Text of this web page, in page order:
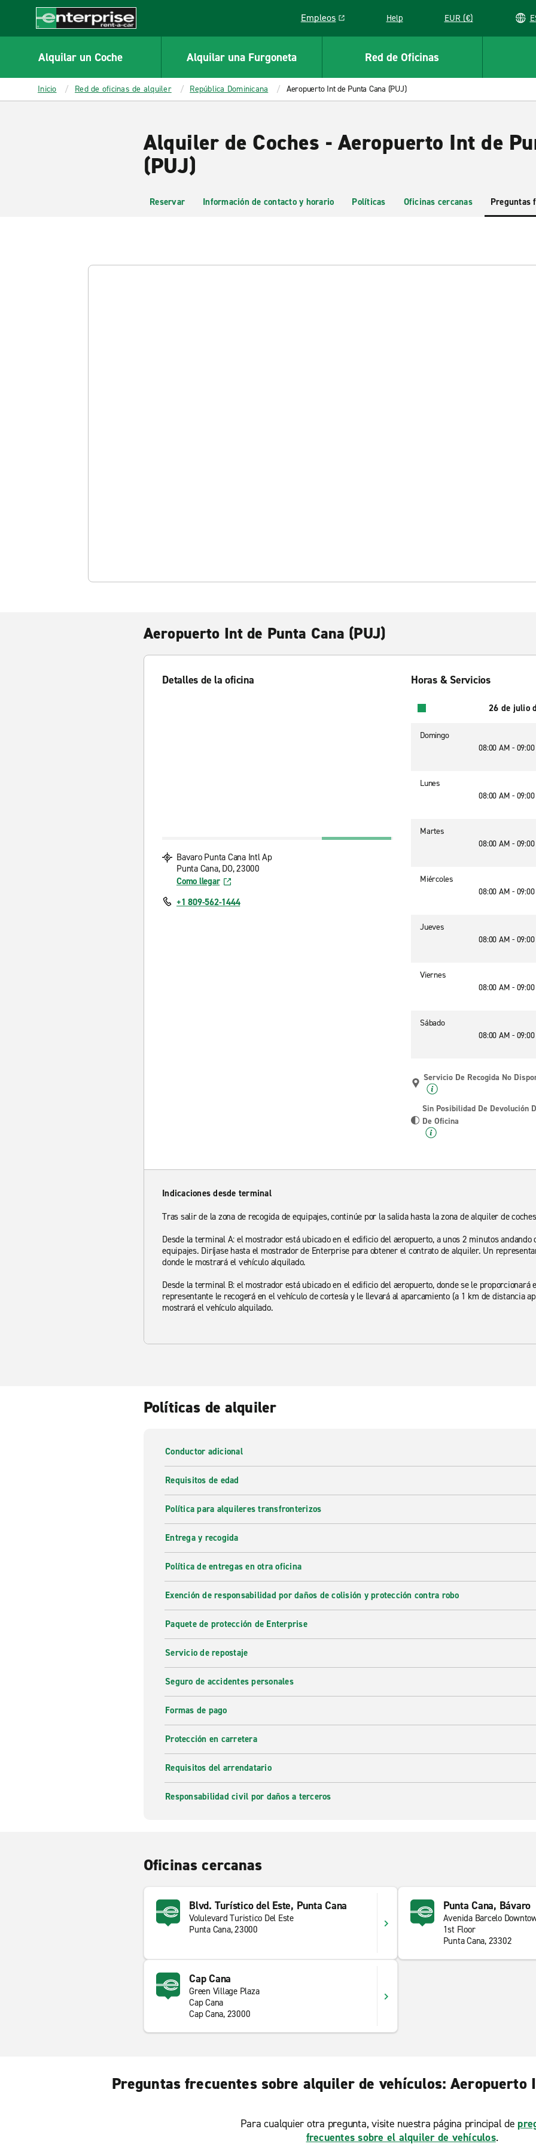
CONTENT
Enterprise
Empleos
Link opens in a new window
Help EUR (€)
Alquilar un Coche Alquilar una Furgoneta Red de Oficinas
Inicio Red de oficinas de alquiler República Dominicana Aeropuerto Int de Punta Cana (PUJ)
Alquiler de Coches - Aeropuerto Int de
(PUJ)
Reservar Información de contacto y horario Políticas Oficinas cercanas Preguntas
Aeropuerto Int de Punta Cana (PUJ)
Detalles de la oficina
Bavaro Punta Cana Intl Ap
Punta Cana, DO, 23000
Como llegar
+1 809-562-1444
Horas & Servicios
26 de julio
Domingo
08:00 AM -
Lunes
08:00 AM -
Martes
08:00 AM -
Miércoles
08:00 AM -
Jueves
08:00 AM -
Viernes
08:00 AM -
Sábado
08:00 AM -
Servicio De Recogida No
Sin Posibilidad De Devolución
De Oficina
Indicaciones desde terminal
Tras salir de la zona de recogida de equipajes, continúe por la salida hasta la zona de alquiler de
Desde la terminal A: el mostrador está ubicado en el edificio del aeropuerto, a unos 2 minutos andando
equipajes. Diríjase hasta el mostrador de Enterprise para obtener el contrato de alquiler. Un
donde le mostrará el vehículo alquilado.
Desde la terminal B: el mostrador está ubicado en el edificio del aeropuerto, donde se le proporcionará
representante le recogerá en el vehículo de cortesía y le llevará al aparcamiento (a 1 km de distancia
mostrará el vehículo alquilado.
Políticas de alquiler
Conductor adicional
Requisitos de edad
Política para alquileres transfronterizos
Entrega y recogida
Política de entregas en otra oficina
Exención de responsabilidad por daños de colisión y protección contra robo
Paquete de protección de Enterprise
Servicio de repostaje
Seguro de accidentes personales
Formas de pago
Protección en carretera
Requisitos del arrendatario
Responsabilidad civil por daños a terceros
Oficinas cercanas
Blvd. Turístico del Este, Punta Cana
Volulevard Turistico Del Este
Punta Cana, 23000
Punta Cana, Bávaro
Avenida Barcelo
1st Floor
Punta Cana, 23302
Cap Cana
Green Village Plaza
Cap Cana
Cap Cana, 23000
Preguntas frecuentes sobre alquiler de vehículos: Aeropuerto
Para cualquier otra pregunta, visite nuestra página principal de
frecuentes sobre el alquiler de vehículos.